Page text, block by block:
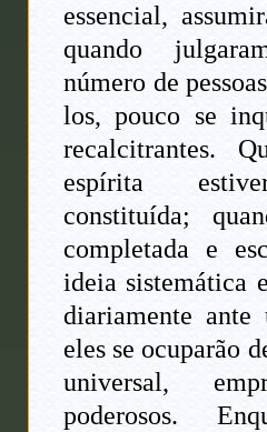
essencial,
quando
número de
los, pouco se
recalcitrantes.
espírita
constituída;
completada e
ideia sistemática
diariamente ante
eles se ocuparão
universal,
poderosos.